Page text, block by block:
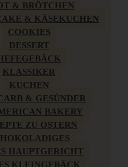
& BRÖTCHEN
& KÄSEKUCHEN
COOKIES
DESSERT
KLASSIKER
KUCHEN
& GESÜNDER
BAKERY
ZU OSTERN
HAUPTGERICHT
KLEINGEBÄCK